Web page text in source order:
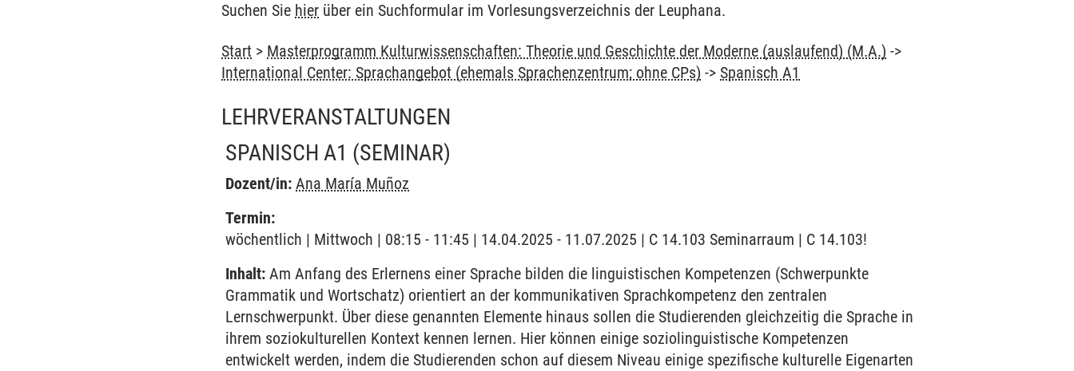
Suchen Sie hier über ein Suchformular im Vorlesungsverzeichnis der Leuphana.
Start > Masterprogramm Kulturwissenschaften: Theorie und Geschichte der Moderne (auslaufend) (M.A.) ->
International Center: Sprachangebot (ehemals Sprachenzentrum; ohne CPs) -> Spanisch A1
LEHRVERANSTALTUNGEN
SPANISCH A1 (SEMINAR)
Dozent/in: Ana María Muñoz
Termin:
wöchentlich | Mittwoch | 08:15 - 11:45 | 14.04.2025 - 11.07.2025 | C 14.103 Seminarraum | C 14.103!
Inhalt: Am Anfang des Erlernens einer Sprache bilden die linguistischen Kompetenzen (Schwerpunkte
Grammatik und Wortschatz) orientiert an der kommunikativen Sprachkompetenz den zentralen
Lernschwerpunkt. Über diese genannten Elemente hinaus sollen die Studierenden gleichzeitig die Sprache in
ihrem soziokulturellen Kontext kennen lernen. Hier können einige soziolinguistische Kompetenzen
entwickelt werden, indem die Studierenden schon auf diesem Niveau einige spezifische kulturelle Eigenarten